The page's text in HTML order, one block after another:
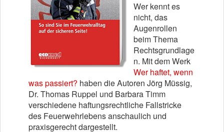
Wer kennt es
nicht, das
Augenrollen
beim Thema
Rechtsgrundlage
n. Mit dem Werk
Wer haftet, wenn
was passiert? haben die Autoren Jörg Müssig,
Dr. Thomas Ruppel und Barbara Timm
verschiedene haftungsrechtliche Fallstricke
des Feuerwehrlebens anschaulich und
praxisgerecht dargestellt.